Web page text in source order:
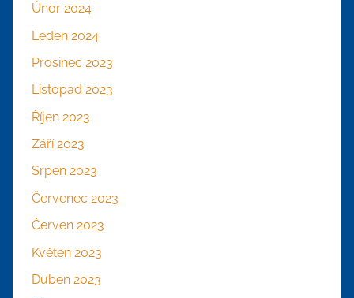
Únor 2024
Leden 2024
Prosinec 2023
Listopad 2023
Říjen 2023
Září 2023
Srpen 2023
Červenec 2023
Červen 2023
Květen 2023
Duben 2023